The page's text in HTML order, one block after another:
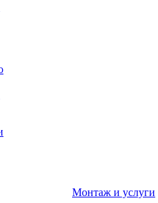
Монтаж и услуги